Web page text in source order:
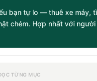
bạn tự lo — thuê xe máy,
chém. Hợp nhất với
TỪNG MỤC